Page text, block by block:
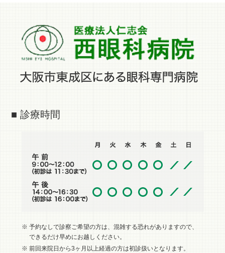
■ 診療時間
※ 予約なしで診察ご希望の方は、混雑する恐れがありますので、
できるだけ早めにお越しください。
※ 前回来院日から3ヶ月以上経過の方は初診扱いとなります。